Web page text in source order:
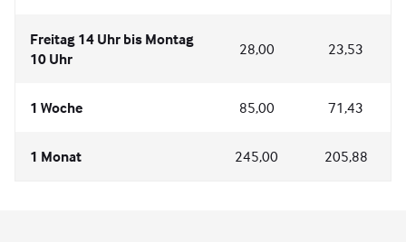
Freitag 14 Uhr bis Montag
10 Uhr
28,00 23,53
1 Woche 85,00 71,43
1 Monat 245,00 205,88